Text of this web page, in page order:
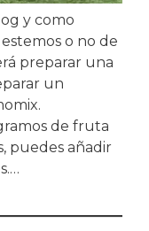
y como
o no de
preparar una
un
de fruta
puedes añadir